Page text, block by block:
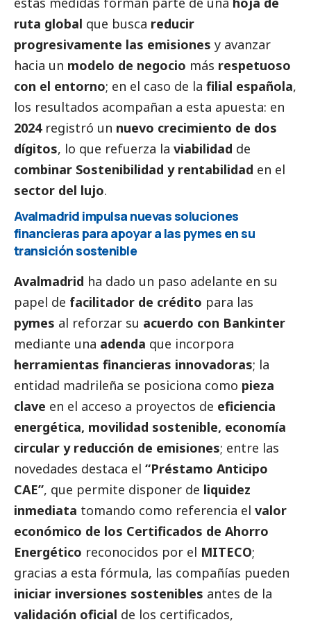
ruta global que busca reducir
progresivamente las emisiones y avanzar
hacia un modelo de negocio más respetuoso
con el entorno; en el caso de la filial española,
los resultados acompañan a esta apuesta: en
2024registró un nuevo crecimiento de dos
dígitos, lo que refuerza la viabilidad de
combinar Sostenibilidad y rentabilidad en el
sector del lujo.
Avalmadrid impulsa nuevas soluciones
financieras para apoyar a las pymes en su
transición sostenible
Avalmadrid ha dado un paso adelante en su
papel de facilitador de crédito para las
pymes al reforzar su acuerdo con Bankinter
mediante una adenda que incorpora
herramientas financieras innovadoras; la
entidad madrileña se posiciona como pieza
clave en el acceso a proyectos de eficiencia
energética, movilidad sostenible, economía
circular y reducción de emisiones; entre las
novedades destaca el “Préstamo Anticipo
CAE”, que permite disponer de liquidez
inmediata tomando como referencia el valor
económico de los Certificados de Ahorro
Energético reconocidos por el MITECO;
gracias a esta fórmula, las compañías pueden
iniciar inversiones sostenibles antes de la
validación oficial de los certificados,